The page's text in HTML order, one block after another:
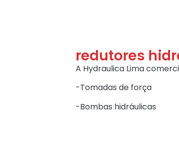
redutores
A Hydraulica Lima
-Tomadas de força
-Bombas hidráulicas